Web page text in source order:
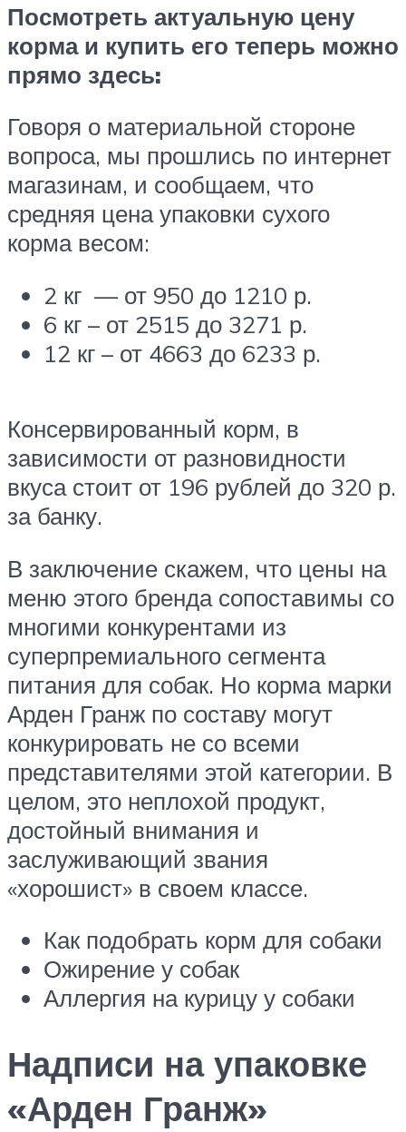
Посмотреть актуальную цену
корма и купить его теперь можно
прямо здесь:
Говоря о материальной стороне
вопроса, мы прошлись по интернет
магазинам, и сообщаем, что
средняя цена упаковки сухого
корма весом:
2 кг — от 950 до 1210 р.
6 кг – от 2515 до 3271 р.
12 кг – от 4663 до 6233 р.
Консервированный корм, в
зависимости от разновидности
вкуса стоит от 196 рублей до 320 р.
за банку.
В заключение скажем, что цены на
меню этого бренда сопоставимы со
многими конкурентами из
суперпремиального сегмента
питания для собак. Но корма марки
Арден Гранж по составу могут
конкурировать не со всеми
представителями этой категории. В
целом, это неплохой продукт,
достойный внимания и
заслуживающий звания
«хорошист» в своем классе.
Как подобрать корм для собаки
Ожирение у собак
Аллергия на курицу у собаки
Надписи на упаковке
«Арден Гранж»